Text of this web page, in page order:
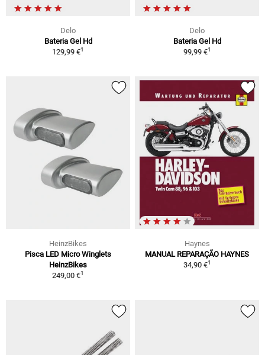
Delo
Bateria Gel Hd
129,99 €1
Delo
Bateria Gel Hd
99,99 €1
HeinzBikes
Pisca LED Micro Winglets
HeinzBikes
249,00 €1
Haynes
MANUAL REPARAÇÃO HAYNES
34,90 €1